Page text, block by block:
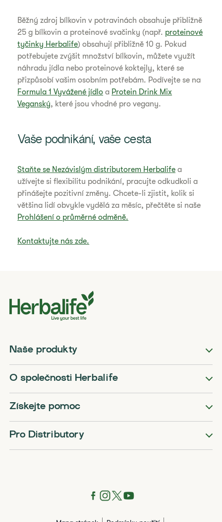
Běžný zdroj bílkovin v potravinách obsahuje přibližně
25 g bílkovin a proteinové svačinky (např. proteinové
tyčinky Herbalife) obsahují přibližně 10 g. Pokud
potřebujete zvýšit množství bílkovin, můžete využít
náhradu jídla nebo proteinové koktejly, které se
přizpůsobí vašim osobním potřebám. Podívejte se na
Formula 1 Vyvážené jídlo a Protein Drink Mix
Veganský, které jsou vhodné pro vegany.
Vaše podnikání, vaše cesta
Staňte se Nezávislým distributorem Herbalife a
užívejte si flexibilitu podnikání, pracujte odkudkoli a
přinášejte pozitivní změny. Chcete-li zjistit, kolik si
většina lidí obvykle vydělá za měsíc, přečtěte si naše
Prohlášení o průměrné odměně.
Kontaktujte nás zde.
Naše produkty
O společnosti Herbalife
Získejte pomoc
Pro Distributory